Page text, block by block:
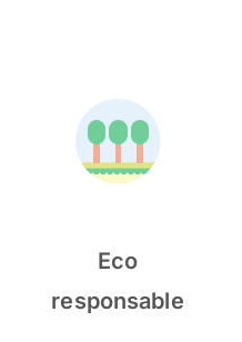
Eco
responsable